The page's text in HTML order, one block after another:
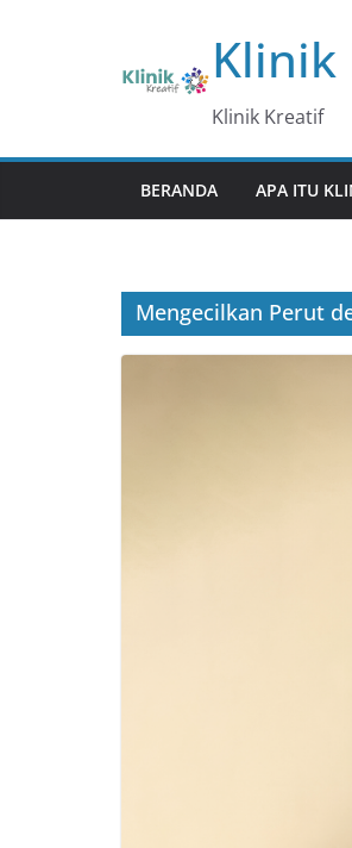
Klinik Kreatif
BERANDA APA ITU
Mengecilkan Perut